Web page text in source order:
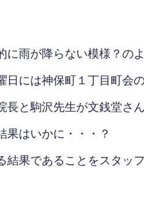
に雨が降らない模様？の
日には神保町１丁目町会
長と駒沢先生が文銭堂さ
果はいかに・・・？
結果であることをスタッ